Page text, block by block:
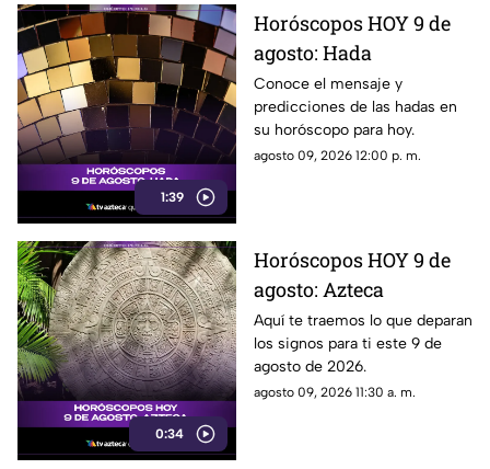
1:39
Horóscopos HOY 9 de
agosto: Hada
Conoce el mensaje y
predicciones de las hadas en
su horóscopo para hoy.
agosto 09, 2026 12:00 p. m.
0:34
Horóscopos HOY 9 de
agosto: Azteca
Aquí te traemos lo que deparan
los signos para ti este 9 de
agosto de 2026.
agosto 09, 2026 11:30 a. m.